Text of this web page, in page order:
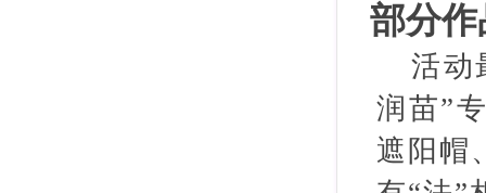
部分
活动
润苗”
遮阳帽